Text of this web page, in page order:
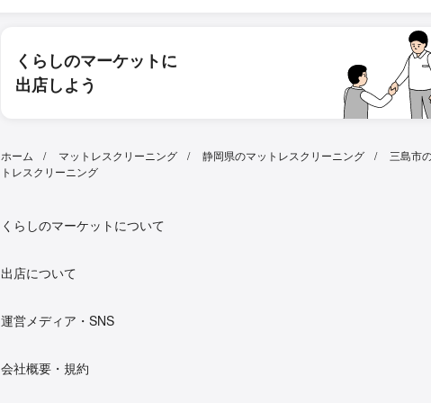
くらしのマーケットに
出店しよう
ホーム マットレスクリーニング 静岡県のマットレスクリーニング
三島市
トレスクリーニング
くらしのマーケットについて
出店について
運営メディア・SNS
会社概要・規約